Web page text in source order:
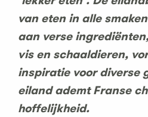
van eten in alle
aan verse
vis en schaaldieren,
inspiratie voor diverse
eiland ademt Franse
hoffelijkheid.